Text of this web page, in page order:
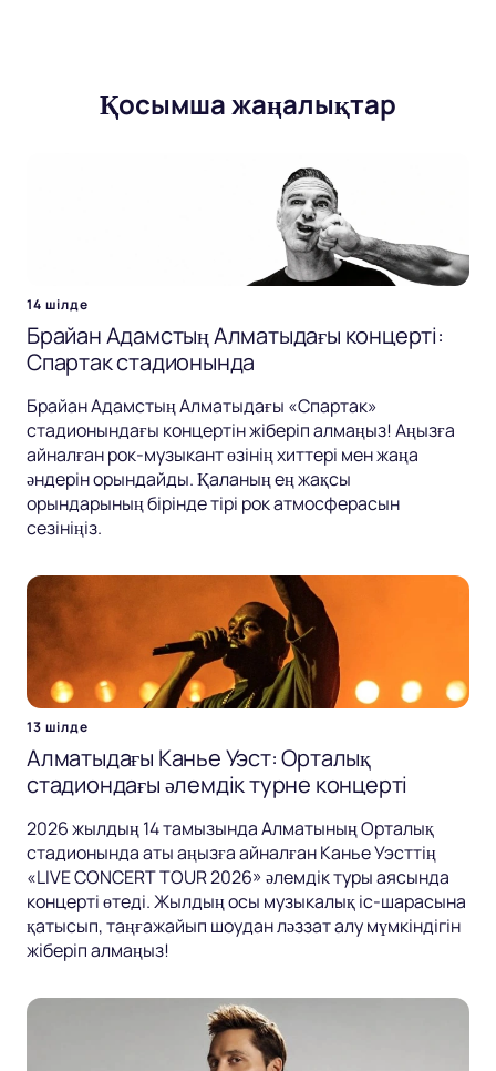
Қосымша жаңалықтар
14 шілде
Брайан Адамстың Алматыдағы концерті:
Спартак стадионында
Брайан Адамстың Алматыдағы «Спартак»
стадионындағы концертін жіберіп алмаңыз! Аңызға
айналған рок-музыкант өзінің хиттері мен жаңа
әндерін орындайды. Қаланың ең жақсы
орындарының бірінде тірі рок атмосферасын
сезініңіз.
13 шілде
Алматыдағы Канье Уэст: Орталық
стадиондағы әлемдік турне концерті
2026 жылдың 14 тамызында Алматының Орталық
стадионында аты аңызға айналған Канье Уэсттің
«LIVE CONCERT TOUR 2026» әлемдік туры аясында
концерті өтеді. Жылдың осы музыкалық іс-шарасына
қатысып, таңғажайып шоудан ләззат алу мүмкіндігін
жіберіп алмаңыз!